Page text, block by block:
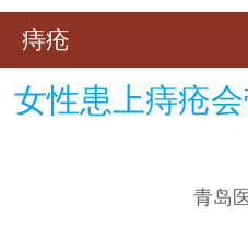
痔疮
女性患上痔疮
青岛